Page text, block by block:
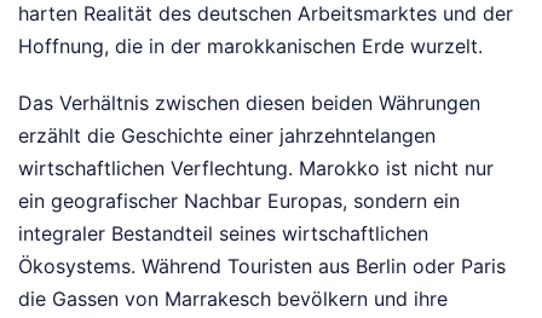
harten Realität des deutschen Arbeitsmarktes und der
Hoffnung, die in der marokkanischen Erde wurzelt.
Das Verhältnis zwischen diesen beiden Währungen
erzählt die Geschichte einer jahrzehntelangen
wirtschaftlichen Verflechtung. Marokko ist nicht nur
ein geografischer Nachbar Europas, sondern ein
integraler Bestandteil seines wirtschaftlichen
Ökosystems. Während Touristen aus Berlin oder Paris
die Gassen von Marrakesch bevölkern und ihre